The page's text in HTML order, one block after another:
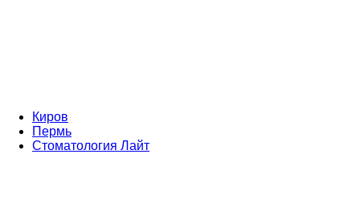
Киров
Пермь
Стоматология Лайт